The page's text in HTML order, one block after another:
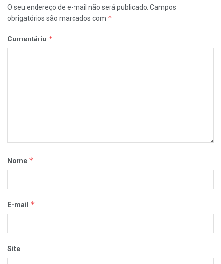
O seu endereço de e-mail não será publicado. Campos
obrigatórios são marcados com *
Comentário *
Nome *
E-mail *
Site